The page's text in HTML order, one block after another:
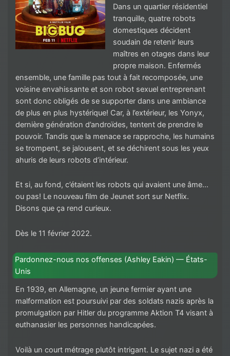
Dans un quartier résidentiel
tranquille, quatre robots
domestiques décident
soudain de retenir leurs
maîtres en otages dans leur
propre maison. Enfermés
ensemble, une famille pas tout à fait recomposée, une
voisine envahissante et son robot sexuel entreprenant
sont donc obligés de se supporter dans une ambiance
de plus en plus hystérique! Car, à l’extérieur, les Yonyx,
dernière génération d’androïdes, tentent de prendre le
pouvoir. Tandis que la menace se rapproche, les humains
se trompent, se jalousent, et se déchirent sous les yeux
ahuris de leurs robots d’intérieur.
Et si, au fond, c’étaient les robots qui avaient une âme…
ou pas! Le nouveau film de Jeunet sort sur Netflix.
Disons que ça rend curieux.
Dès le 11 février 2022.
Pardonnez-nous nos offenses (Ashley Eakin) — États-
Unis
En 1939, en Allemagne, un jeune fermier ayant une
malformation est poursuivi par des soldats nazis après la
promulgation par Hitler du programme Aktion T4 visant à
euthanasier les personnes handicapées.
Voilà un court métrage plutôt intrigant. Le sujet nazi a été